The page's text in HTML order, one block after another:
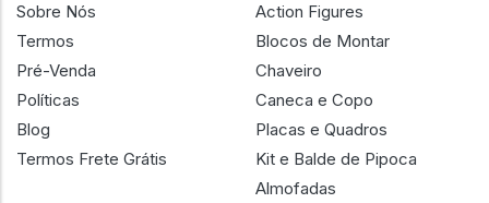
Sobre Nós
Termos
Pré-Venda
Políticas
Blog
Termos Frete Grátis
Action Figures
Blocos de Montar
Chaveiro
Caneca e Copo
Placas e Quadros
Kit e Balde de Pipoca
Almofadas